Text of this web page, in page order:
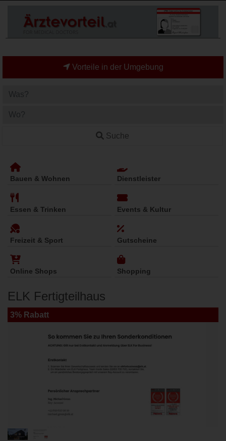
Vorteile in der Umgebung
Suche
Bauen & Wohnen Dienstleister
Essen & Trinken Events & Kultur
Freizeit & Sport Gutscheine
Online Shops Shopping
ELK Fertigteilhaus
3% Rabatt